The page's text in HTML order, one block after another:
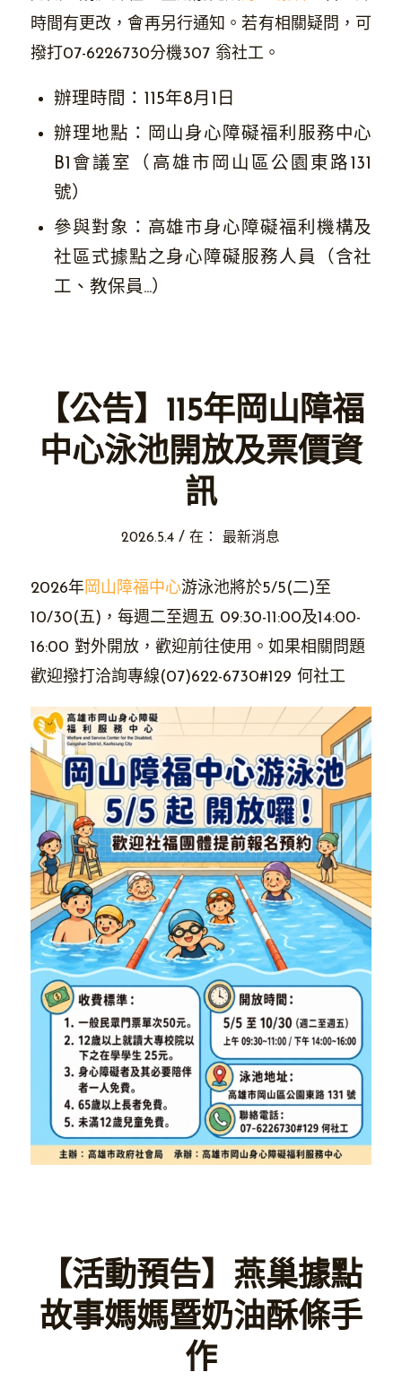
時間有更改，會再另行通知。若有相關疑問，可
撥打07-6226730分機307 翁社工。
辦理時間：115年8月1日
辦理地點：岡山身心障礙福利服務中心
B1會議室（高雄市岡山區公園東路131
號）
參與對象：高雄市身心障礙福利機構及
社區式據點之身心障礙服務人員（含社
工、教保員…）
【公告】115年岡山障福
中心泳池開放及票價資
訊
2026.5.4 / 在：最新消息
2026年岡山障福中心游泳池將於5/5(二)至
10/30(五)，每週二至週五 09:30-11:00及14:00-
16:00 對外開放，歡迎前往使用。如果相關問題
歡迎撥打洽詢專線(07)622-6730#129 何社工
【活動預告】燕巢據點
故事媽媽暨奶油酥條手
作